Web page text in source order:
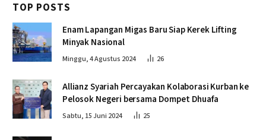
TOP POSTS
Enam Lapangan Migas Baru Siap Kerek Lifting
Minyak Nasional
Minggu, 4 Agustus 2024 26
Allianz Syariah Percayakan Kolaborasi Kurban ke
Pelosok Negeri bersama Dompet Dhuafa
Sabtu, 15 Juni 2024 25